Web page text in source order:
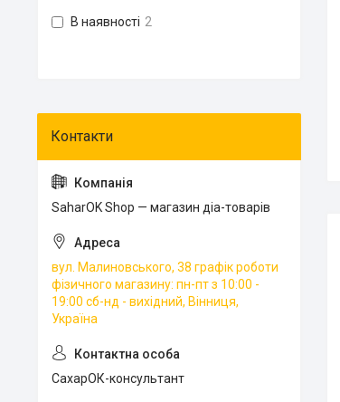
В наявності 2
SaharOK Shop — магазин діа-товарів
вул. Малиновського, 38 графік роботи
фізичного магазину: пн-пт з 10:00 -
19:00 сб-нд - вихідний, Вінниця,
Україна
СахарОК-консультант